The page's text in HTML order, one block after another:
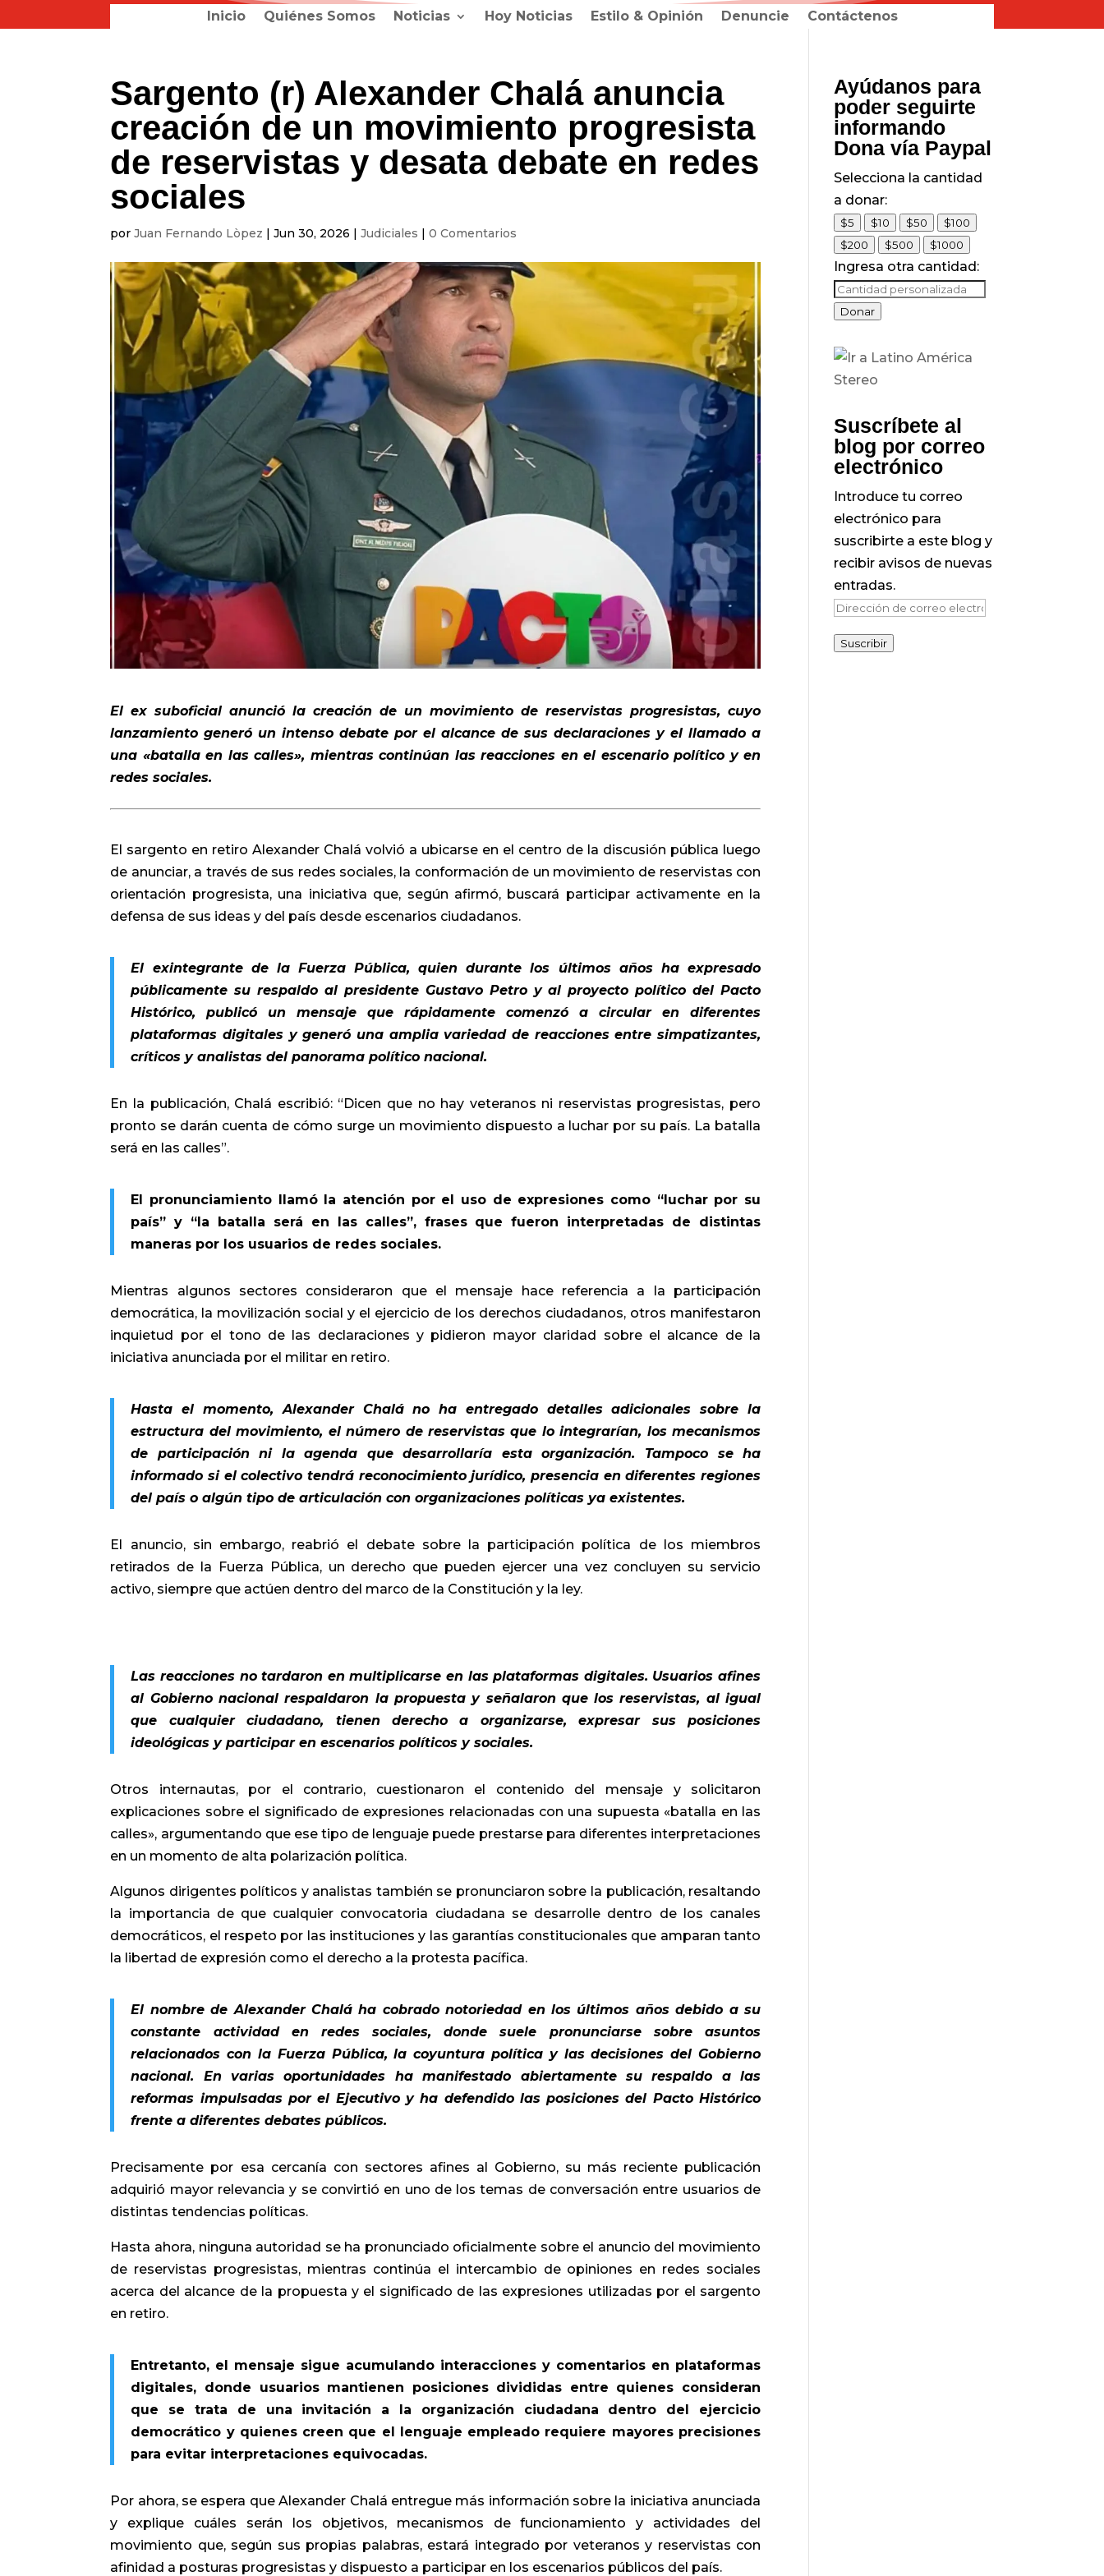
Inicio Quiénes Somos Noticias Hoy Noticias Estilo & Opinión Denuncie Contáctenos
Sargento (r) Alexander Chalá anuncia
creación de un movimiento progresista
de reservistas y desata debate en redes
sociales
porJuan Fernando Lòpez |Jun 30, 2026 |Judiciales |0 Comentarios
El ex suboficial anunció la creación de un movimiento de reservistas progresistas, cuyo
lanzamiento generó un intenso debate por el alcance de sus declaraciones y el llamado a
una «batalla en las calles», mientras continúan las reacciones en el escenario político y en
redes sociales.
El sargento en retiro Alexander Chalá volvió a ubicarse en el centro de la discusión pública luego
de anunciar, a través de sus redes sociales, la conformación de un movimiento de reservistas con
orientación progresista, una iniciativa que, según afirmó, buscará participar activamente en la
defensa de sus ideas y del país desde escenarios ciudadanos.
El exintegrante de la Fuerza Pública, quien durante los últimos años ha expresado
públicamente su respaldo al presidente Gustavo Petro y al proyecto político del Pacto
Histórico, publicó un mensaje que rápidamente comenzó a circular en diferentes
plataformas digitales y generó una amplia variedad de reacciones entre simpatizantes,
críticos y analistas del panorama político nacional.
En la publicación, Chalá escribió: “Dicen que no hay veteranos ni reservistas progresistas, pero
pronto se darán cuenta de cómo surge un movimiento dispuesto a luchar por su país. La batalla
será en las calles”.
El pronunciamiento llamó la atención por el uso de expresiones como “luchar por su
país” y “la batalla será en las calles”, frases que fueron interpretadas de distintas
maneras por los usuarios de redes sociales.
Mientras algunos sectores consideraron que el mensaje hace referencia a la participación
democrática, la movilización social y el ejercicio de los derechos ciudadanos, otros manifestaron
inquietud por el tono de las declaraciones y pidieron mayor claridad sobre el alcance de la
iniciativa anunciada por el militar en retiro.
Hasta el momento, Alexander Chalá no ha entregado detalles adicionales sobre la
estructura del movimiento, el número de reservistas que lo integrarían, los mecanismos
de participación ni la agenda que desarrollaría esta organización. Tampoco se ha
informado si el colectivo tendrá reconocimiento jurídico, presencia en diferentes regiones
del país o algún tipo de articulación con organizaciones políticas ya existentes.
El anuncio, sin embargo, reabrió el debate sobre la participación política de los miembros
retirados de la Fuerza Pública, un derecho que pueden ejercer una vez concluyen su servicio
activo, siempre que actúen dentro del marco de la Constitución y la ley.
Las reacciones no tardaron en multiplicarse en las plataformas digitales. Usuarios afines
al Gobierno nacional respaldaron la propuesta y señalaron que los reservistas, al igual
que cualquier ciudadano, tienen derecho a organizarse, expresar sus posiciones
ideológicas y participar en escenarios políticos y sociales.
Otros internautas, por el contrario, cuestionaron el contenido del mensaje y solicitaron
explicaciones sobre el significado de expresiones relacionadas con una supuesta «batalla en las
calles», argumentando que ese tipo de lenguaje puede prestarse para diferentes interpretaciones
en un momento de alta polarización política.
Algunos dirigentes políticos y analistas también se pronunciaron sobre la publicación, resaltando
la importancia de que cualquier convocatoria ciudadana se desarrolle dentro de los canales
democráticos, el respeto por las instituciones y las garantías constitucionales que amparan tanto
la libertad de expresión como el derecho a la protesta pacífica.
El nombre de Alexander Chalá ha cobrado notoriedad en los últimos años debido a su
constante actividad en redes sociales, donde suele pronunciarse sobre asuntos
relacionados con la Fuerza Pública, la coyuntura política y las decisiones del Gobierno
nacional. En varias oportunidades ha manifestado abiertamente su respaldo a las
reformas impulsadas por el Ejecutivo y ha defendido las posiciones del Pacto Histórico
frente a diferentes debates públicos.
Precisamente por esa cercanía con sectores afines al Gobierno, su más reciente publicación
adquirió mayor relevancia y se convirtió en uno de los temas de conversación entre usuarios de
distintas tendencias políticas.
Hasta ahora, ninguna autoridad se ha pronunciado oficialmente sobre el anuncio del movimiento
de reservistas progresistas, mientras continúa el intercambio de opiniones en redes sociales
acerca del alcance de la propuesta y el significado de las expresiones utilizadas por el sargento
en retiro.
Entretanto, el mensaje sigue acumulando interacciones y comentarios en plataformas
digitales, donde usuarios mantienen posiciones divididas entre quienes consideran
que se trata de una invitación a la organización ciudadana dentro del ejercicio
democrático y quienes creen que el lenguaje empleado requiere mayores precisiones
para evitar interpretaciones equivocadas.
Por ahora, se espera que Alexander Chalá entregue más información sobre la iniciativa anunciada
y explique cuáles serán los objetivos, mecanismos de funcionamiento y actividades del
movimiento que, según sus propias palabras, estará integrado por veteranos y reservistas con
afinidad a posturas progresistas y dispuesto a participar en los escenarios públicos del país.
Ayúdanos para
poder seguirte
informando
Dona vía Paypal
Selecciona la cantidad
a donar:
$5 $10 $50
$100
$200
$500 $1000
Ingresa otra cantidad:
Donar
Suscríbete al
blog por correo
electrónico
Introduce tu correo
electrónico para
suscribirte a este blog y
recibir avisos de nuevas
entradas.
Dirección
correo
Suscribir